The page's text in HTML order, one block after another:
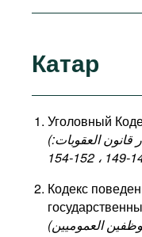
Катар
Уголовный
(قانون رقم (11) لسنة 2004 بإصدار قانون العقوبات:
Кодекс